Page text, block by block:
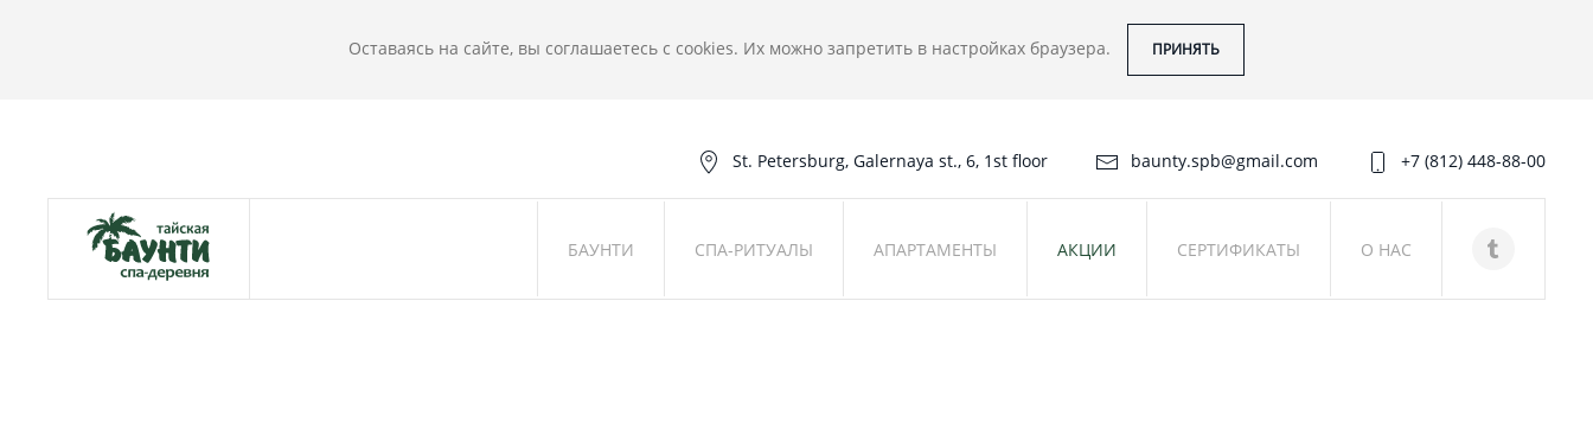
Оставаясь на сайте, вы соглашаетесь с cookies. Их можно запретить в настройках браузера. ПРИНЯТЬ
St. Petersburg, Galernaya st., 6, 1st floor baunty.spb@gmail.com +7 (812) 448-88-00
БАУНТИ СПА-РИТУАЛЫ АПАРТАМЕНТЫ АКЦИИ СЕРТИФИКАТЫ О НАС